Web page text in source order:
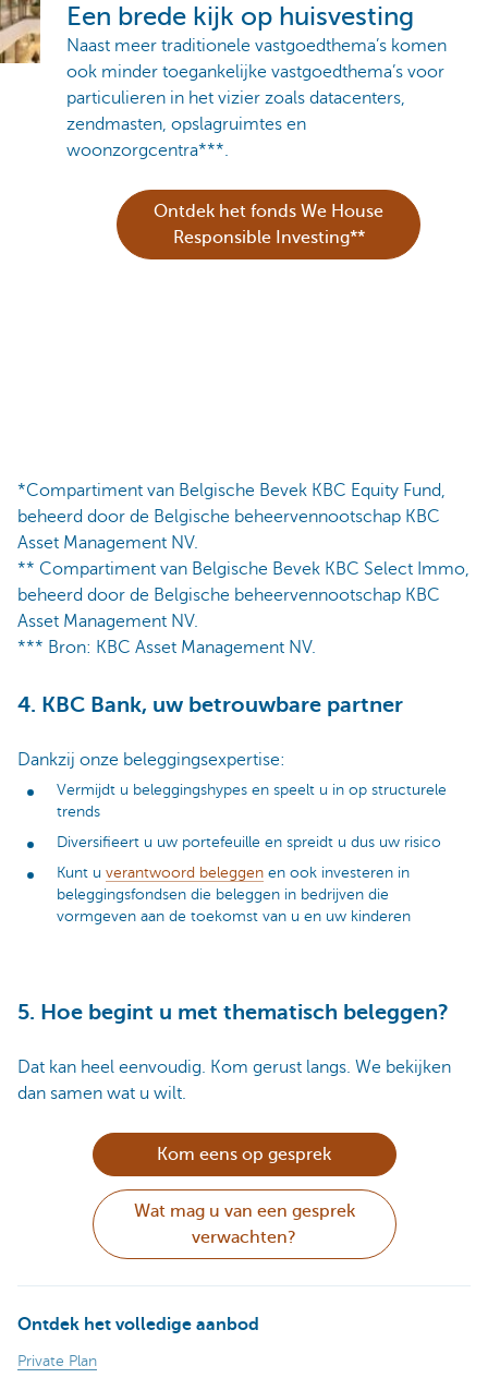
Een brede kijk op huisvesting
Naast meer traditionele vastgoedthema’s komen
ook minder toegankelijke vastgoedthema’s voor
particulieren in het vizier zoals datacenters,
zendmasten, opslagruimtes en
woonzorgcentra***.
Ontdek het fonds We House
Responsible Investing**
*Compartiment van Belgische Bevek KBC Equity Fund,
beheerd door de Belgische beheervennootschap KBC
Asset Management NV.
** Compartiment van Belgische Bevek KBC Select Immo,
beheerd door de Belgische beheervennootschap KBC
Asset Management NV.
*** Bron: KBC Asset Management NV.
4. KBC Bank, uw betrouwbare partner
Dankzij onze beleggingsexpertise:
Vermijdt u beleggingshypes en speelt u in op structurele
trends
Diversifieert u uw portefeuille en spreidt u dus uw risico
Kunt u verantwoord beleggen en ook investeren in
beleggingsfondsen die beleggen in bedrijven die
vormgeven aan de toekomst van u en uw kinderen
5. Hoe begint u met thematisch beleggen?
Dat kan heel eenvoudig. Kom gerust langs. We bekijken
dan samen wat u wilt.
Kom eens op gesprek
Wat mag u van een gesprek
verwachten?
Ontdek het volledige aanbod
Private Plan